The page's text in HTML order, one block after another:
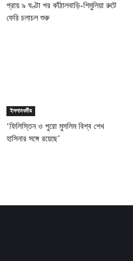
প্রায় ৯ ঘণ্টা পর কাঁঠালবাড়ি-শিমুলিয়া রুটে
ফেরি চলাচল শুরু
ইসলামধর্মীয়
‘ফিলিস্তিন ও পুরো মুসলিম বিশ্ব শেখ
হাসিনার সঙ্গে রয়েছে’